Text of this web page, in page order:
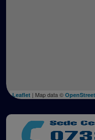
Leaflet | Map data ©